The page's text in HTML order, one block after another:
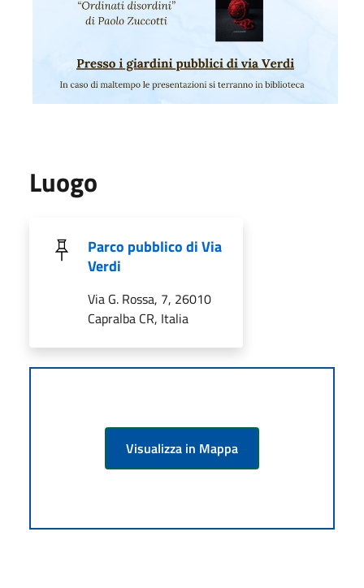
Luogo
Parco pubblico di Via
Verdi
Via G. Rossa, 7, 26010
Capralba CR, Italia
Visualizza in Mappa